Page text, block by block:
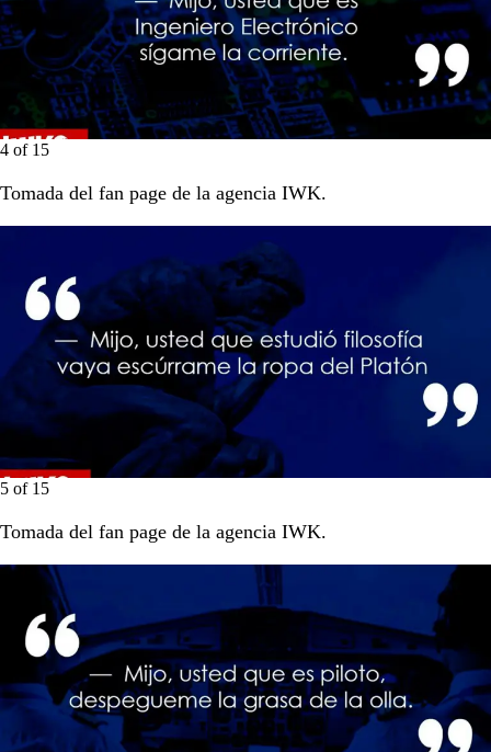
4 of 15
Tomada del fan page de la agencia IWK.
5 of 15
Tomada del fan page de la agencia IWK.